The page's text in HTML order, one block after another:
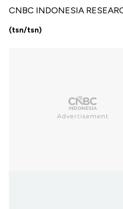
CNBC INDONESIA
(tsn/tsn)